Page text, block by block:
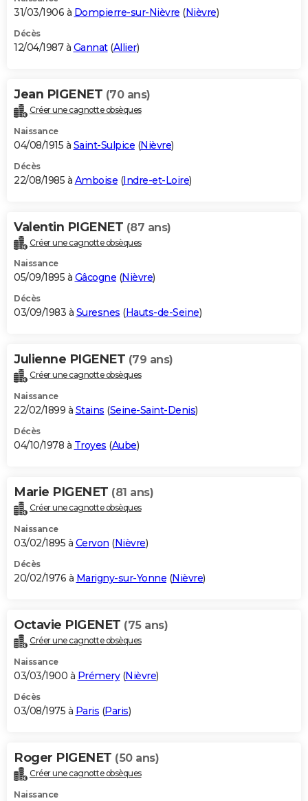
31/03/1906 à Dompierre-sur-Nièvre (Nièvre)
Décès
12/04/1987 à Gannat(Allier)
Jean PIGENET (70 ans)
Créer une cagnotte obsèques
Naissance
04/08/1915 à Saint-Sulpice (Nièvre)
Décès
22/08/1985 à Amboise (Indre-et-Loire)
Valentin PIGENET (87 ans)
Créer une cagnotte obsèques
Naissance
05/09/1895 à Gâcogne (Nièvre)
Décès
03/09/1983 à Suresnes (Hauts-de-Seine)
Julienne PIGENET (79 ans)
Créer une cagnotte obsèques
Naissance
22/02/1899 à Stains (Seine-Saint-Denis)
Décès
04/10/1978 à Troyes (Aube)
Marie PIGENET (81 ans)
Créer une cagnotte obsèques
Naissance
03/02/1895 à Cervon (Nièvre)
Décès
20/02/1976 à Marigny-sur-Yonne (Nièvre)
Octavie PIGENET (75 ans)
Créer une cagnotte obsèques
Naissance
03/03/1900 à Prémery(Nièvre)
Décès
03/08/1975 à Paris (Paris)
Roger PIGENET (50 ans)
Créer une cagnotte obsèques
Naissance